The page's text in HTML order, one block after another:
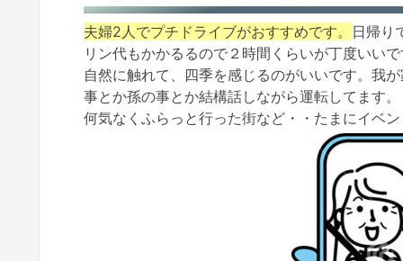
夫婦2人でプチドライブがおすすめです。 日帰り
リン代もかかるるので２時間くらいが丁度いい
自然に触れて、四季を感じるのがいいです。我
事とか孫の事とか結構話しながら運転してます。
何気なくふらっと行った街など・・たまにイベ